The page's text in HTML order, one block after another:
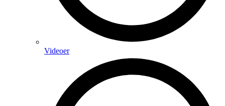
Videoer